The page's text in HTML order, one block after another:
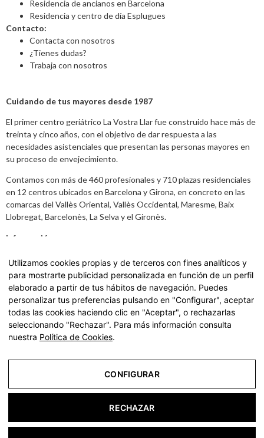
Residencia de ancianos en Barcelona
Residencia y centro de día Esplugues
Contacto:
Contacta con nosotros
¿Tienes dudas?
Trabaja con nosotros
Cuidando de tus mayores desde 1987
El primer centro geriátrico La Vostra Llar fue construido hace más de
treinta y cinco años, con el objetivo de dar respuesta a las
necesidades asistenciales que presentan las personas mayores en
su proceso de envejecimiento.
Contamos con más de 460 profesionales y 710 plazas residenciales
en 12 centros ubicados en Barcelona y Girona, en concreto en las
comarcas del Vallès Oriental, Vallès Occidental, Maresme, Baix
Llobregat, Barcelonès, La Selva y el Gironès.
Información
Aviso legal Política de Privacidad y datos
Carta de Servicios
Accede a nuestra Carta de Servicios haciendoclick aquí.
edad | La Vostra Llar - Todos los derechos reservados
Utilizamos cookies propias y de terceros con fines analíticos y
para mostrarte publicidad personalizada en función de un perfil
elaborado a partir de tus hábitos de navegación. Puedes
personalizar tus preferencias pulsando en "Configurar", aceptar
todas las cookies haciendo clic en "Aceptar", o rechazarlas
seleccionando "Rechazar". Para más información consulta
nuestra Política de Cookies.
CONFIGURAR
RECHAZAR
Aviso Legal
Política de Privacidad
Política de Cookies